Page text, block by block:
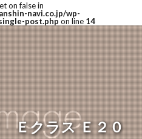
on false in
navi.co.jp/wp-
post.php on line 14
Ｅクラス Ｅ２０